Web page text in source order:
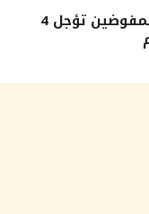
الحقوقية هبة عرابي تكشف: هيئة المفوضين تؤجل 4